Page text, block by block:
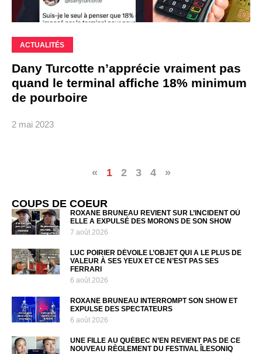
ACTUALITÉS
Dany Turcotte n’apprécie vraiment pas
quand le terminal affiche 18% minimum
de pourboire
2 mai 2023
« 1 2 3 4 »
COUPS DE COEUR
ROXANE BRUNEAU REVIENT SUR L’INCIDENT OÙ
ELLE A EXPULSÉ DES MORONS DE SON SHOW
7 août 2026
LUC POIRIER DÉVOILE L’OBJET QUI A LE PLUS DE
VALEUR À SES YEUX ET CE N’EST PAS SES
FERRARI
6 août 2026
ROXANE BRUNEAU INTERROMPT SON SHOW ET
EXPULSE DES SPECTATEURS
6 août 2026
UNE FILLE AU QUÉBEC N’EN REVIENT PAS DE CE
NOUVEAU RÈGLEMENT DU FESTIVAL ÎLESONIQ